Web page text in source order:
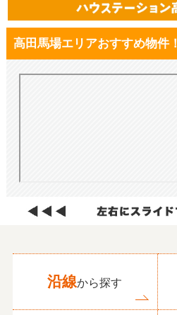
高田馬場エリアおすすめ物件！
沿線から探す